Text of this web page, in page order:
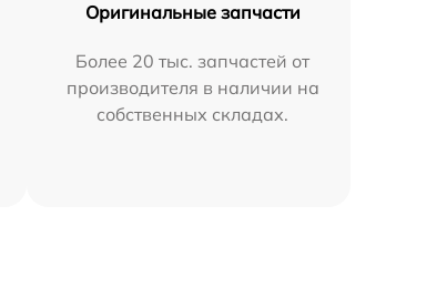
Оригинальные запчасти
Более 20 тыс. запчастей от
производителя в наличии на
собственных складах.